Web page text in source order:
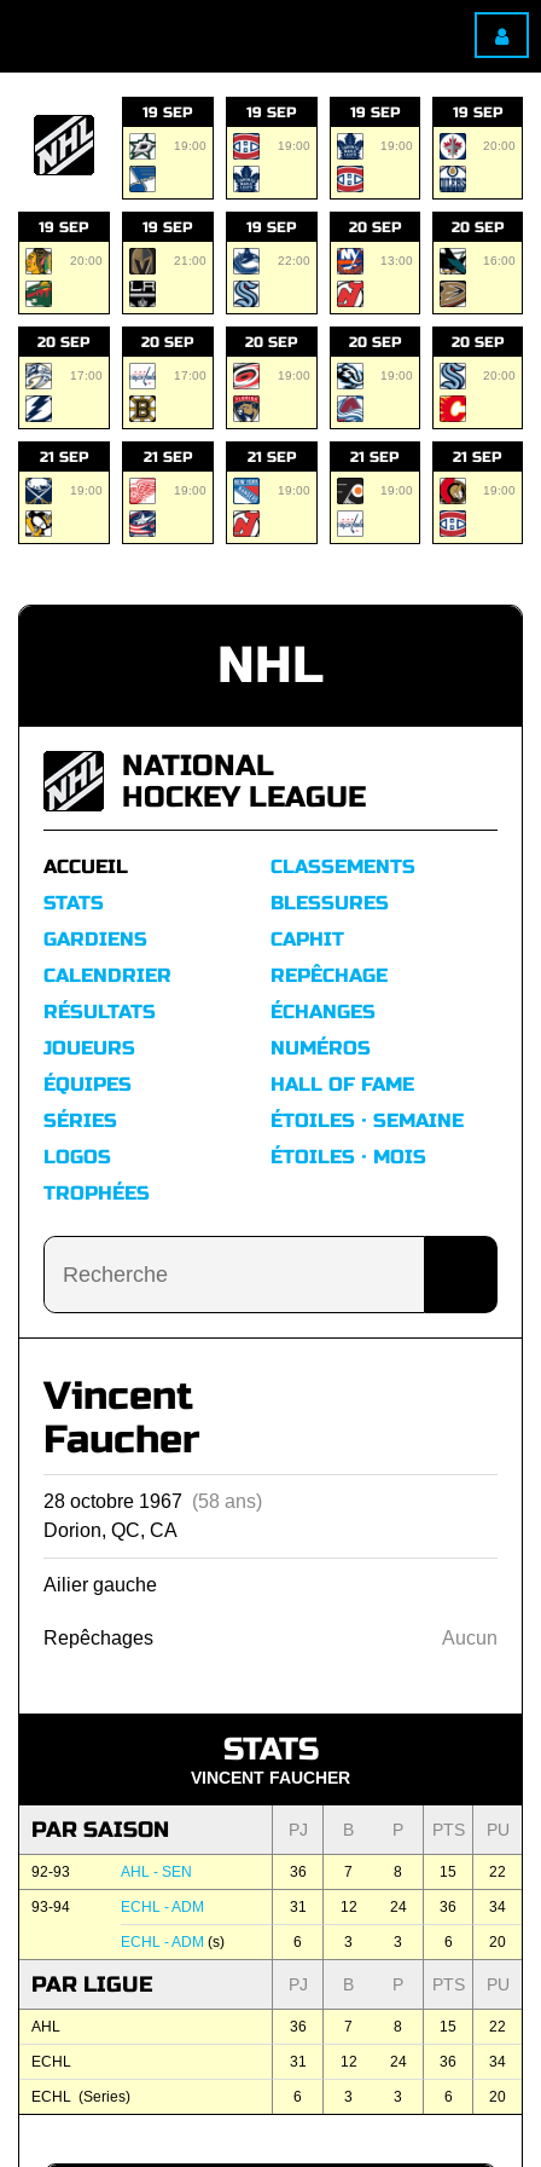
19 SEP
19:00
19 SEP
19:00
19 SEP
19:00
19 SEP
20:00
19 SEP
20:00
19 SEP
21:00
19 SEP
22:00
20 SEP
13:00
20 SEP
16:00
20 SEP
17:00
20 SEP
17:00
20 SEP
19:00
20 SEP
19:00
20 SEP
20:00
21 SEP
19:00
21 SEP
19:00
21 SEP
19:00
21 SEP
19:00
21 SEP
19:00
NHL
NATIONAL
HOCKEY LEAGUE
ACCUEIL
STATS
GARDIENS
CALENDRIER
RÉSULTATS
CLASSEMENTS
BLESSURES
CAPHIT
REPÊCHAGE
ÉCHANGES
JOUEURS
ÉQUIPES
SÉRIES
LOGOS
TROPHÉES
NUMÉROS
HALL OF FAME
ÉTOILES · SEMAINE
ÉTOILES · MOIS
Vincent
Faucher
28 octobre 1967 (58 ans)
Dorion, QC, CA
Ailier gauche
Repêchages Aucun
STATS
VINCENT FAUCHER
PAR SAISON PJ B P PTS PU
92-93 AHL - SEN 36 7 8 15 22
93-94 ECHL - ADM 31 12 24 36 34
ECHL - ADM (s) 6 3 3 6 20
PAR LIGUE PJ B P PTS PU
AHL 36 7 8 15 22
ECHL 31 12 24 36 34
ECHL (Series) 6 3 3 6 20